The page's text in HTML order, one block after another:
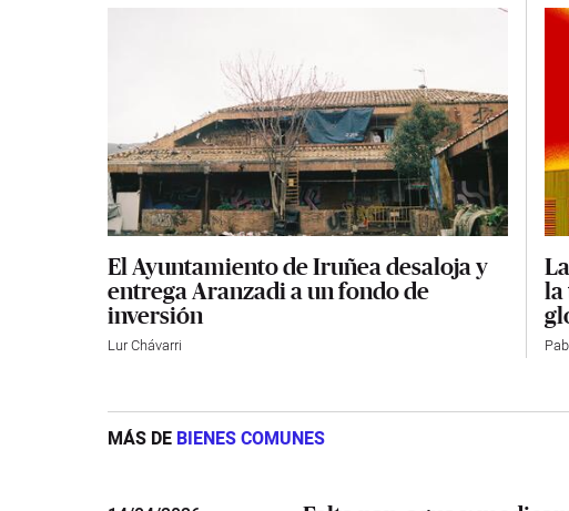
El Ayuntamiento de Iruñea desaloja y
entrega Aranzadi a un fondo de
inversión
Lur Chávarri
la
MÁS DE BIENES COMUNES